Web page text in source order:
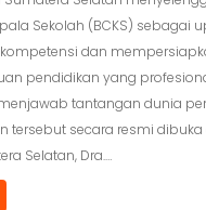
Sekolah (BCKS) sebagai
dan
pendidikan yang
tantangan dunia
tersebut secara resmi dibuka
Selatan, Dra.…